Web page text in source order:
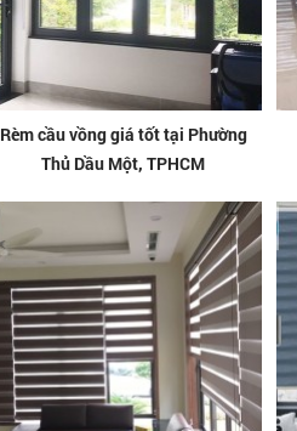
Rèm cầu vồng giá tốt tại Phường
Thủ Dầu Một, TPHCM